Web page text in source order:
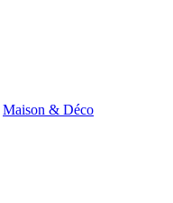
Maison & Déco